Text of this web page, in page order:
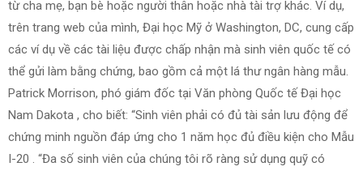
từ cha mẹ, bạn bè hoặc người thân hoặc nhà tài trợ khác. Ví dụ,
trên trang web của mình, Đại học Mỹ ở Washington, DC, cung cấp
các ví dụ về các tài liệu được chấp nhận mà sinh viên quốc tế có
thể gửi làm bằng chứng, bao gồm cả một lá thư ngân hàng mẫu.
Patrick Morrison, phó giám đốc tại Văn phòng Quốc tế Đại học
Nam Dakota , cho biết: “Sinh viên phải có đủ tài sản lưu động để
chứng minh nguồn đáp ứng cho 1 năm học đủ điều kiện cho Mẫu
I-20 . “Đa số sinh viên của chúng tôi rõ ràng sử dụng quỹ có